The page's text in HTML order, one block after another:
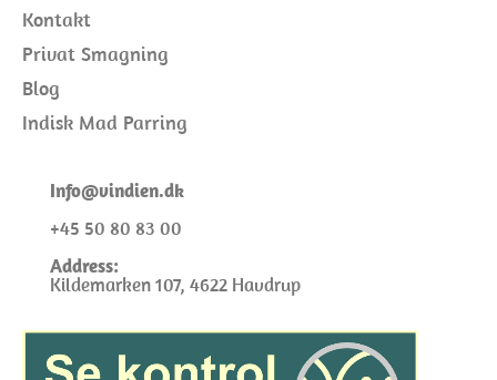
Kontakt
Privat Smagning
Blog
Indisk Mad Parring
Info@vindien.dk
+45 50 80 83 00
Address:
Kildemarken 107, 4622 Havdrup